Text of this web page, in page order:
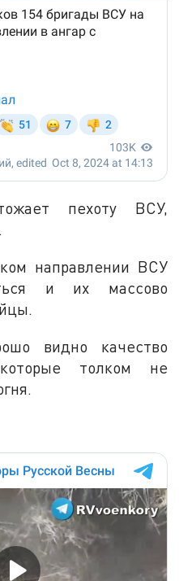
пехоту ВСУ,
направлении ВСУ
и их массово
видно качество
толком не